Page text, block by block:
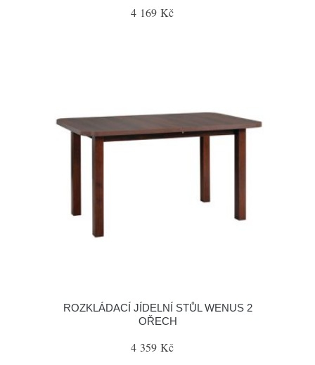
4 169 Kč
ROZKLÁDACÍ JÍDELNÍ STŮL WENUS 2
OŘECH
4 359 Kč